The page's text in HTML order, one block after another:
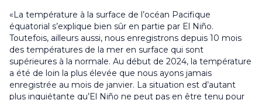
«La température à la surface de l’océan Pacifique
équatorial s’explique bien sûr en partie par El Niño.
Toutefois, ailleurs aussi, nous enregistrons depuis 10 mois
des températures de la mer en surface qui sont
supérieures à la normale. Au début de 2024, la température
a été de loin la plus élevée que nous ayons jamais
enregistrée au mois de janvier. La situation est d’autant
plus inquiétante qu’El Niño ne peut pas en être tenu pour